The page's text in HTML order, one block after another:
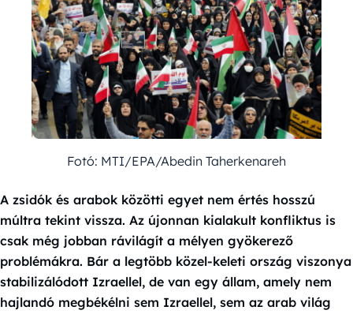
Fotó: MTI/EPA/Abedin Taherkenareh
A zsidók és arabok közötti egyet nem értés hosszú
múltra tekint vissza. Az újonnan kialakult konfliktus is
csak még jobban rávilágít a mélyen gyökerező
problémákra. Bár a legtöbb közel-keleti ország viszonya
stabilizálódott Izraellel, de van egy állam, amely nem
hajlandó megbékélni sem Izraellel, sem az arab világ